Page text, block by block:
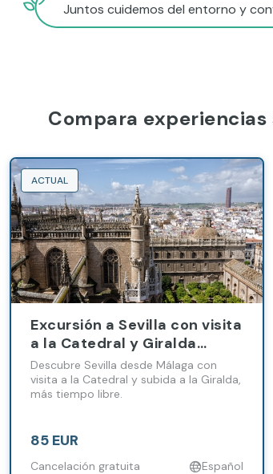
Juntos cuidemos del entorno y
Compara
ACTUAL
Excursión a Sevilla con visita
a la Catedral y Giralda
desde Málaga y Costa del
Sol
Descubre Sevilla desde Málaga con
visita a la Catedral y subida a la Giralda,
más tiempo libre.
85 EUR
Cancelación gratuita Español